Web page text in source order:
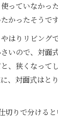
っていなかっ
かったそうです
やはりリビング
いので、対面
、狭くなって
、対面式はと
切りで分ける